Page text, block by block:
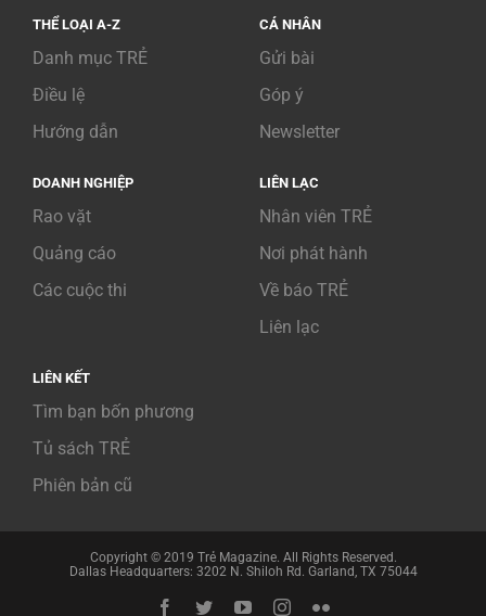
THỂ LOẠI A-Z
Danh mục TRẺ
Điều lệ
Hướng dẫn
CÁ NHÂN
Gửi bài
Góp ý
Newsletter
DOANH NGHIỆP
Rao vặt
Quảng cáo
Các cuộc thi
LIÊN LẠC
Nhân viên TRẺ
Nơi phát hành
Về báo TRẺ
Liên lạc
LIÊN KẾT
Tìm bạn bốn phương
Tủ sách TRẺ
Phiên bản cũ
Copyright © 2019 Trẻ Magazine. All Rights Reserved.
Dallas Headquarters: 3202 N. Shiloh Rd. Garland, TX 75044
Facebook
TwitterYouTubeInstagram
Flickr